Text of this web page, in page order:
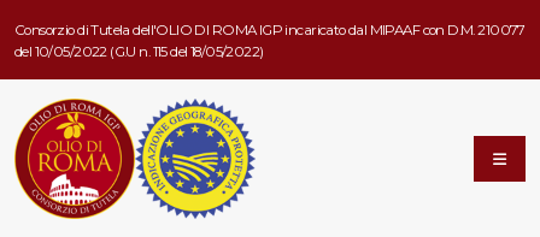
Consorzio di Tutela dell'OLIO DI ROMA IGP incaricato dal MIPAAF con D.M. 210077
del 10/05/2022 (G.U n. 115 del 18/05/2022)